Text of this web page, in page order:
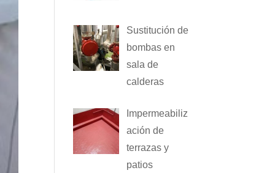
Sustitución de
bombas en
sala de
calderas
Impermeabiliz
ación de
terrazas y
patios